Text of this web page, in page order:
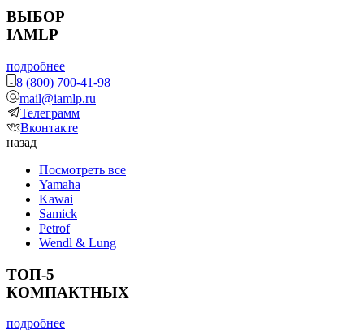
ВЫБОР
IAMLP
подробнее
8 (800) 700-41-98
mail@iamlp.ru
Телеграмм
Вконтакте
назад
Посмотреть все
Yamaha
Kawai
Samick
Petrof
Wendl & Lung
ТОП-5
КОМПАКТНЫХ
подробнее